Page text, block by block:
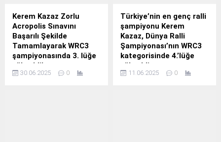
Kerem Kazaz Zorlu
Acropolis Sınavını
Başarılı Şekilde
Tamamlayarak WRC3
şampiyonasında 3. lüğe
yükseldi!
Perşembe günü Seyirci
30.06.2025 0
Türkiye’nin en genç ralli
şampiyonu Kerem
Kazaz, Dünya Ralli
Şampiyonası’nın WRC3
kategorisinde 4.’lüğe
yükseldi
Team Petrol Ofisi adına
11.06.2025 0